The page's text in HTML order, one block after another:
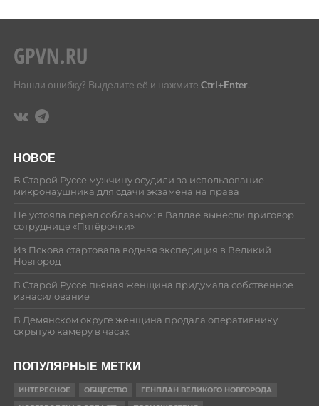
Нашли ошибку? Выделите её и нажмите Ctrl+Enter.
НОВОЕ
В Старой Руссе мужчину осудили за использование
микронаушника для сдачи экзамена на права
Не устояла перед соблазном: в Валдае вынесли приговор
сотруднице «Пятёрочки»
Из Пскова стартовала водная экспедиция в Великий
Новгород
В Старой Руссе пьяная женщина придумала собственное
изнасилование
В Демянском округе женщина продала оперативнику
скрытую камеру в часах
ПОПУЛЯРНЫЕ МЕТКИ
ИНТЕРЕСНОЕ ОБЩЕСТВО
ГЕНПЛАН ВЕЛИКОГО НОВГОРОДА